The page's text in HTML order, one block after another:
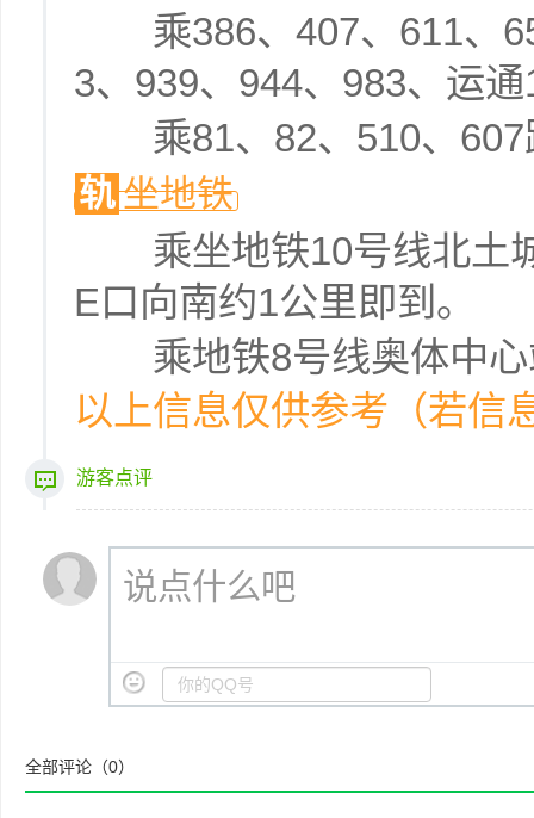
乘386、407、611、
3、939、944、983、运
乘81、82、510、607
轨坐地铁
乘坐地铁10号线北土
E口向南约1公里即到。
乘地铁8号线奥体中心
以上信息仅供参考（若信
游客点评
说点什么吧
全部评论（0）